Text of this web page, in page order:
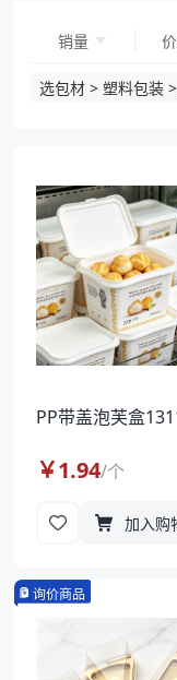
销量
选包材 > 塑料包装
PP带盖泡芙盒
￥1.94/个
加入购
询价商品